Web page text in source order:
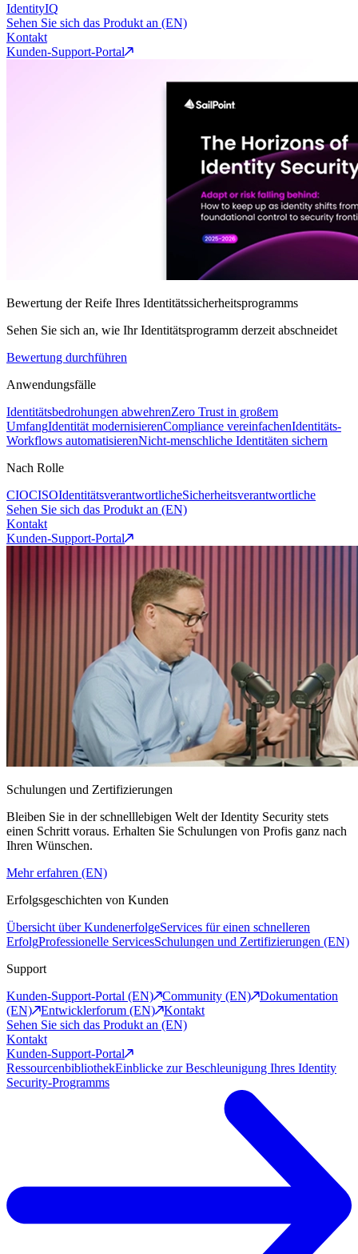
IdentityIQ
Sehen Sie sich das Produkt an (EN)
Kontakt
Kunden-Support-Portal
Bewertung der Reife Ihres Identitätssicherheitsprogramms
Sehen Sie sich an, wie Ihr Identitätsprogramm derzeit abschneidet
Bewertung durchführen
Anwendungsfälle
Identitätsbedrohungen abwehrenZero Trust in großem
UmfangIdentität modernisierenCompliance vereinfachenIdentitäts-
Workflows automatisierenNicht-menschliche Identitäten sichern
Nach Rolle
CIOCISOIdentitätsverantwortlicheSicherheitsverantwortliche
Sehen Sie sich das Produkt an (EN)
Kontakt
Kunden-Support-Portal
Schulungen und Zertifizierungen
Bleiben Sie in der schnelllebigen Welt der Identity Security stets
einen Schritt voraus. Erhalten Sie Schulungen von Profis ganz nach
Ihren Wünschen.
Mehr erfahren (EN)
Erfolgsgeschichten von Kunden
Übersicht über KundenerfolgeServices für einen schnelleren
ErfolgProfessionelle ServicesSchulungen und Zertifizierungen (EN)
Support
Kunden-Support-Portal (EN)
Community (EN)
Dokumentation
(EN)
Entwicklerforum (EN)
Kontakt
Sehen Sie sich das Produkt an (EN)
Kontakt
Kunden-Support-Portal
RessourcenbibliothekEinblicke zur Beschleunigung Ihres Identity
Security-Programms